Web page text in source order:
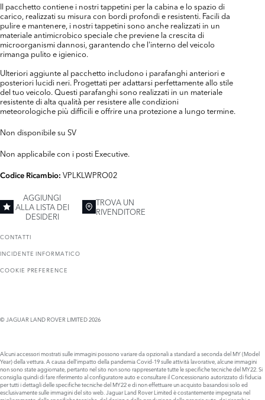
Il pacchetto contiene i nostri tappetini per la cabina e lo spazio di
carico, realizzati su misura con bordi profondi e resistenti. Facili da
pulire e mantenere, i nostri tappetini sono anche realizzati in un
materiale antimicrobico speciale che previene la crescita di
microorganismi dannosi, garantendo che l'interno del veicolo
rimanga pulito e igienico.
Ulteriori aggiunte al pacchetto includono i parafanghi anteriori e
posteriori lucidi neri. Progettati per adattarsi perfettamente allo stile
del tuo veicolo. Questi parafanghi sono realizzati in un materiale
resistente di alta qualità per resistere alle condizioni
meteorologiche più difficili e offrire una protezione a lungo termine.
Non disponibile su SV
Non applicabile con i posti Executive.
Codice Ricambio: VPLKLWPRO02
AGGIUNGI
ALLA LISTA DEI
DESIDERI
TROVA UN
RIVENDITORE
CONTATTI
INCIDENTE INFORMATICO
COOKIE PREFERENCE
© JAGUAR LAND ROVER LIMITED 2026
Alcuni accessori mostrati sulle immagini possono variare da opzionali a standard a seconda del MY (Model
Year) della vettura. A causa dell’impatto della pandemia Covid-19 sulle attività lavorative, alcune immagini
non sono state aggiornate, pertanto nel sito non sono rappresentate tutte le specifiche tecniche del MY22. Si
consiglia quindi di fare riferimento al configuratore auto e consultare il Concessionario autorizzato di fiducia
per tutti i dettagli delle specifiche tecniche del MY22 e di non effettuare un acquisto basandosi solo ed
esclusivamente sulle immagini del sito web. Jaguar Land Rover Limited è costantemente impegnata nel